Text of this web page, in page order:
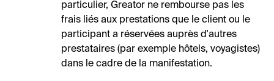
particulier, Greator ne rembourse pas les
frais liés aux prestations que le client ou le
participant a réservées auprès d'autres
prestataires (par exemple hôtels, voyagistes)
dans le cadre de la manifestation.